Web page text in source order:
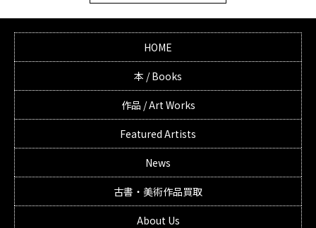
HOME
本 / Books
作品 / Art Works
Featured Artists
News
古書・美術作品買取
About Us